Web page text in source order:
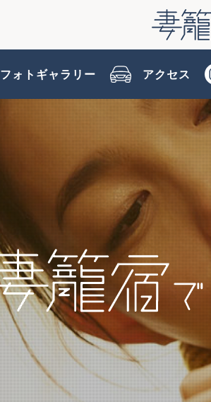
フォトギャラリー アクセス